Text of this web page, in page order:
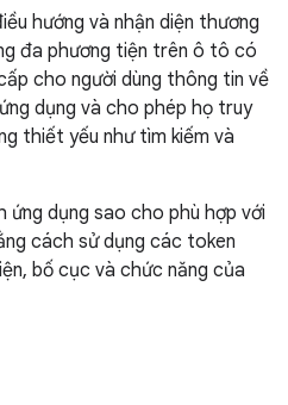
hướng và nhận diện thương
đa phương tiện trên ô tô có
cho người dùng thông tin về
dụng và cho phép họ truy
thiết yếu như tìm kiếm và
dụng sao cho phù hợp với
cách sử dụng các token
bố cục và chức năng của